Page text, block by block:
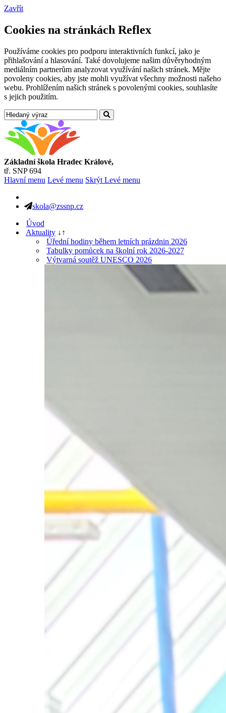
Zavřít
Cookies na stránkách Reflex
Používáme cookies pro podporu interaktivních funkcí, jako je
přihlašování a hlasování. Také dovolujeme našim důvěryhodným
mediálním partnerům analyzovat využívání našich stránek. Mějte
povoleny cookies, aby jste mohli využívat všechny možnosti našeho
webu. Prohlížením našich stránek s povolenými cookies, souhlasíte
s jejich použitím.
Základní škola Hradec Králové,
tř. SNP 694
Hlavní menu Levé menu Skrýt Levé menu
skola@zssnp.cz
Úvod
Aktuality ↓ ↑
Úřední hodiny během letních prázdnin 2026
Tabulky pomůcek na školní rok 2026-2027
Výtvarná soutěž UNESCO 2026